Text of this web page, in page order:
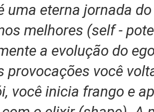
uma eterna jornada
melhores (self -
a evolução do
provocações você
você inicia frango e